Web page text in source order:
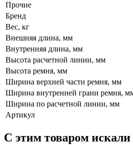
Прочие
Бренд
Вес, кг
Внешняя длина, мм
Внутренняя длина, мм
Высота расчетной линии, мм
Высота ремня, мм
Ширина верхней части ремня, мм
Ширина внутренней грани ремня,
Ширина по расчетной линии, мм
Артикул
C этим товаром искали